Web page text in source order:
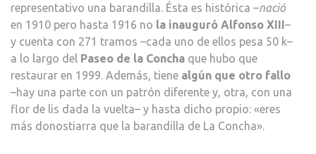
representativo una barandilla. Ésta es histórica –nació
en 1910 pero hasta 1916 no la inauguró Alfonso XIII–
y cuenta con 271 tramos –cada uno de ellos pesa 50 k–
a lo largo del Paseo de la Concha que hubo que
restaurar en 1999. Además, tiene algún que otro fallo
–hay una parte con un patrón diferente y, otra, con una
flor de lis dada la vuelta– y hasta dicho propio: «eres
más donostiarra que la barandilla de La Concha».